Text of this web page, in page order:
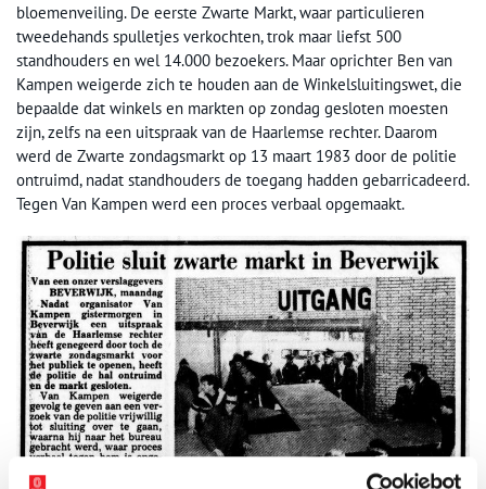
bloemenveiling. De eerste Zwarte Markt, waar particulieren
tweedehands spulletjes verkochten, trok maar liefst 500
standhouders en wel 14.000 bezoekers. Maar oprichter Ben van
Kampen weigerde zich te houden aan de Winkelsluitingswet, die
bepaalde dat winkels en markten op zondag gesloten moesten
zijn, zelfs na een uitspraak van de Haarlemse rechter. Daarom
werd de Zwarte zondagsmarkt op 13 maart 1983 door de politie
ontruimd, nadat standhouders de toegang hadden gebarricadeerd.
Tegen Van Kampen werd een proces verbaal opgemaakt.